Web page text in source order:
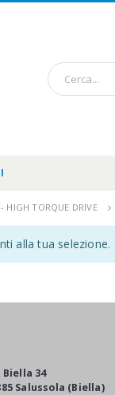
HIGH TORQUE DRIVE
alla tua selezione.
Biella 34
Salussola (Biella)